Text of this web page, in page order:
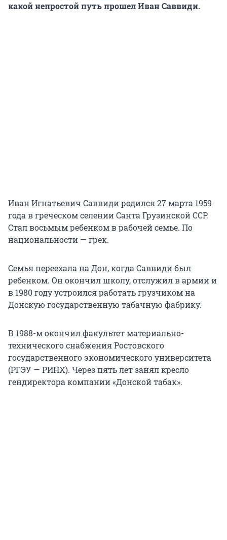
какой непростой путь прошел Иван Саввиди.
Иван Игнатьевич Саввиди родился 27 марта 1959
года в греческом селении Санта Грузинской ССР.
Стал восьмым ребенком в рабочей семье. По
национальности — грек.
Семья переехала на Дон, когда Саввиди был
ребенком. Он окончил школу, отслужил в армии и
в 1980 году устроился работать грузчиком на
Донскую государственную табачную фабрику.
В 1988-м окончил факультет материально-
технического снабжения Ростовского
государственного экономического университета
(РГЭУ — РИНХ). Через пять лет занял кресло
гендиректора компании «Донской табак».